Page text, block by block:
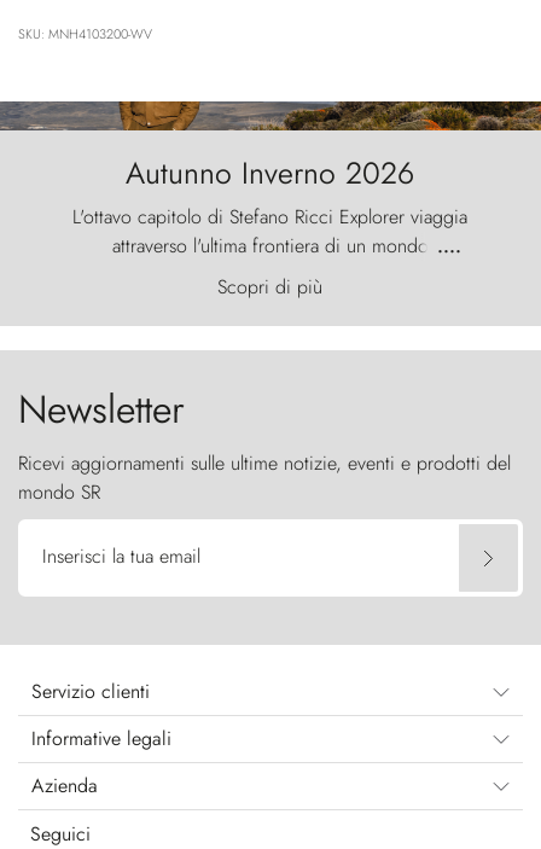
SKU: MNH4103200-WV
Autunno Inverno 2026
L'ottavo capitolo di Stefano Ricci Explorer viaggia
attraverso l'ultima frontiera di un mondo
primordiale, dove il vento scolpisce la natura con
furia ancestrale e le Torres del Paine sfidano il
cielo come sentinelle di pietra.
....
Scopri di più
Newsletter
Ricevi aggiornamenti sulle ultime notizie, eventi e prodotti del
mondo SR
Inserisci la tua email
Servizio clienti
Informative legali
Azienda
Seguici